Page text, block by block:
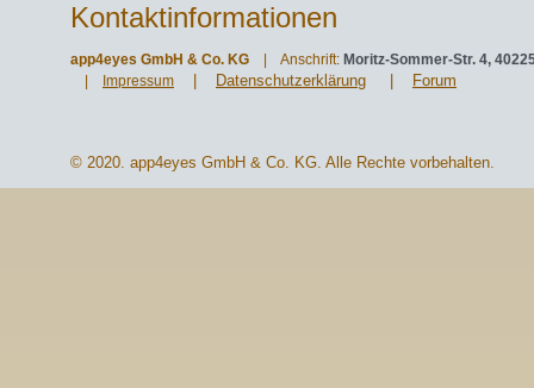
Kontaktinformationen
app4eyes GmbH & Co. KG | Anschrift: Moritz-Sommer-Str. 4,
Impressum Datenschutzerklärung Forum
© 2020. app4eyes GmbH & Co. KG. Alle Rechte vorbehalten.